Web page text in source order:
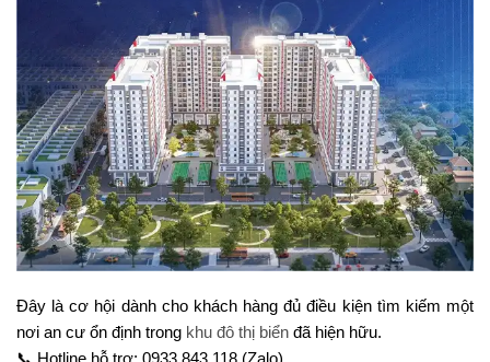
Đây là cơ hội dành cho khách hàng đủ điều kiện tìm kiếm một
nơi an cư ổn định trong khu đô thị biển đã hiện hữu.
📞 Hotline hỗ trợ: 0933.843.118 (Zalo)